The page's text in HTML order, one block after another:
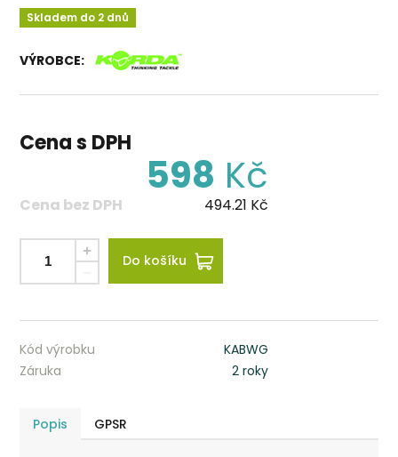
Skladem do 2 dnů
VÝROBCE:
Cena s DPH
598 Kč
Cena bez DPH 494.21 Kč
Do košíku
Kód výrobku
KABWG
Záruka
2 roky
Popis GPSR